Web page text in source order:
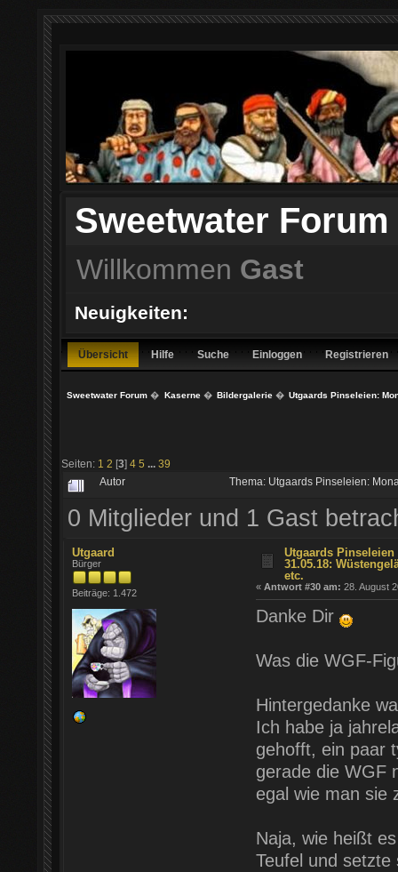
Sweetwater Forum
Willkommen Gast
Neuigkeiten:
Übersicht Hilfe Suche Einloggen Registrieren
Sweetwater Forum � Kaserne� Bildergalerie� Utgaards Pinseleien:
Seiten: 1 2 [3] 4 5 ... 39
Autor Thema: Utgaards Pinseleien:
0 Mitglieder und 1 Gast
Utgaard
Bürger
Beiträge: 1.472
Utgaards
31.05.18:
etc.
« Antwort #30 am: 28. August
Danke Dir
Was die WGF-
Hintergedanke
Ich habe ja
gehofft, ein paar
gerade die WGF
egal wie man sie
Naja, wie heißt
Teufel und